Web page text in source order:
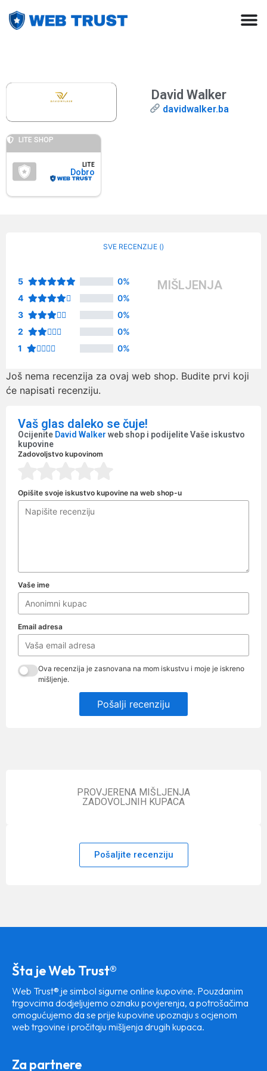
David Walker
davidwalker.ba
LITE SHOP
LITE
Dobro
SVE RECENZIJE ()
5
0%
4
0%
3
0%
2
0%
1
0%
MIŠLJENJA
Još nema recenzija za ovaj web shop. Budite prvi koji
će napisati recenziju.
Vaš glas daleko se čuje!
Ocijenite David Walker web shop i podijelite Vaše iskustvo
kupovine
Zadovoljstvo kupovinom
Opišite svoje iskustvo kupovine na web shop-u
Vaše ime
Email adresa
Ova recenzija je zasnovana na mom iskustvu i moje je iskreno
mišljenje.
Pošalji recenziju
PROVJERENA MIŠLJENJA
ZADOVOLJNIH KUPACA
Pošaljite recenziju
Šta je Web Trust®
Web Trust® je simbol sigurne online kupovine. Pouzdanim
trgovcima dodjeljujemo oznaku povjerenja, a potrošačima
omogućujemo da se prije kupovine upoznaju s ocjenom
web trgovine i pročitaju mišljenja drugih kupaca.
Za partnere